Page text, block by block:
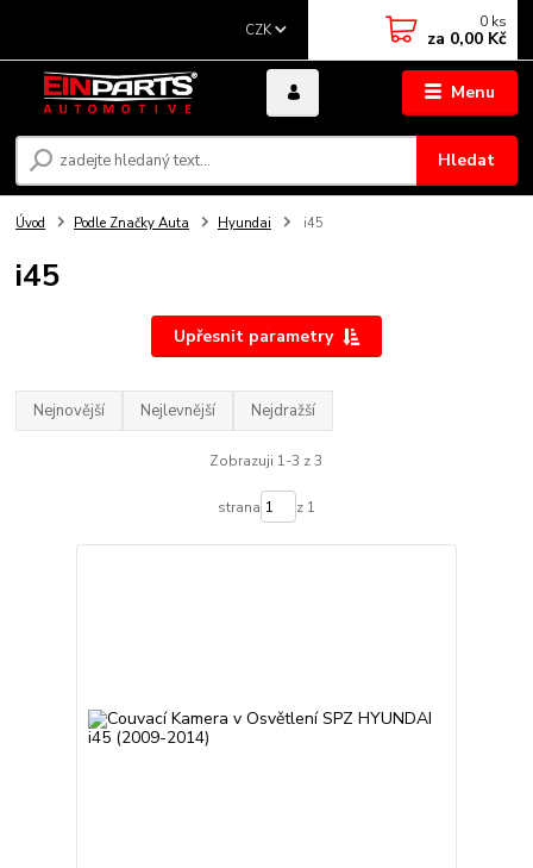
Menu
CZK
Hledat
0 ks
za 0,00 Kč
Úvod Podle Značky Auta Hyundai i45
i45
Upřesnit parametry
Nejnovější Nejlevnější Nejdražší
Zobrazuji 1-3 z 3
strana z 1